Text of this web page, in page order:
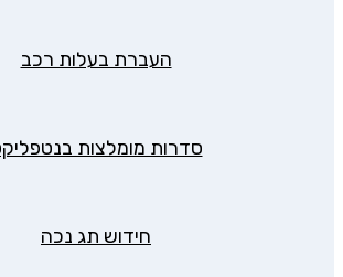
העברת בעלות רכב
סדרות מומלצות
חידוש תג נכה